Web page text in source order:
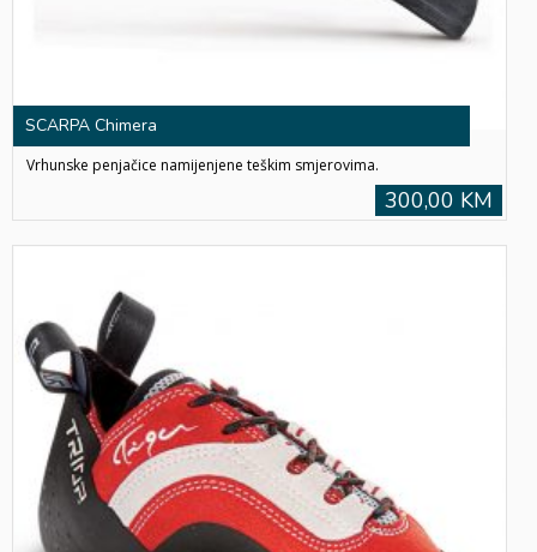
SCARPA Chimera
Vrhunske penjačice namijenjene teškim smjerovima.
300,00 KM